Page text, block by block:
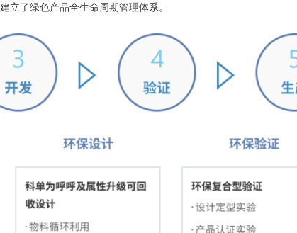
立了绿色产品全生命周期管理体系。